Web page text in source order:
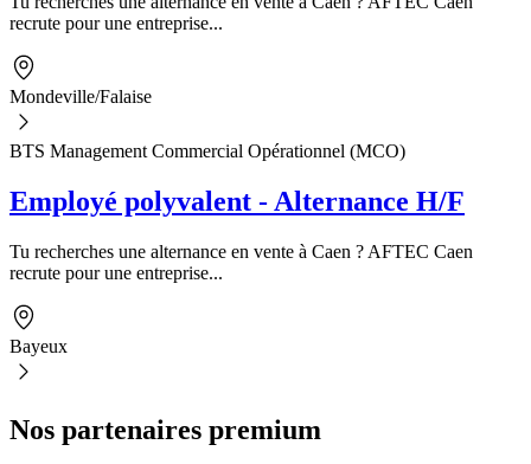
recrute pour une entreprise...
Mondeville/Falaise
BTS Management Commercial Opérationnel (MCO)
Employé polyvalent - Alternance H/F
Tu recherches une alternance en vente à Caen ? AFTEC Caen
recrute pour une entreprise...
Bayeux
Nos partenaires premium